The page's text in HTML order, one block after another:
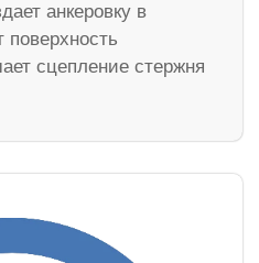
анкеровку в
поверхность
сцепление стержня